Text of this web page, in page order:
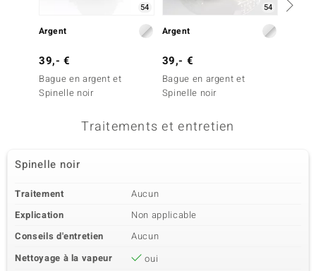
54
Argent
39,- €
Bague en argent et
Spinelle noir
54
Argent
39,- €
Bague en argent et
Spinelle noir
Traitements et entretien
Spinelle noir
Traitement
Aucun
Explication
Non applicable
Conseils d'entretien
Aucun
Nettoyage à la vapeur
oui